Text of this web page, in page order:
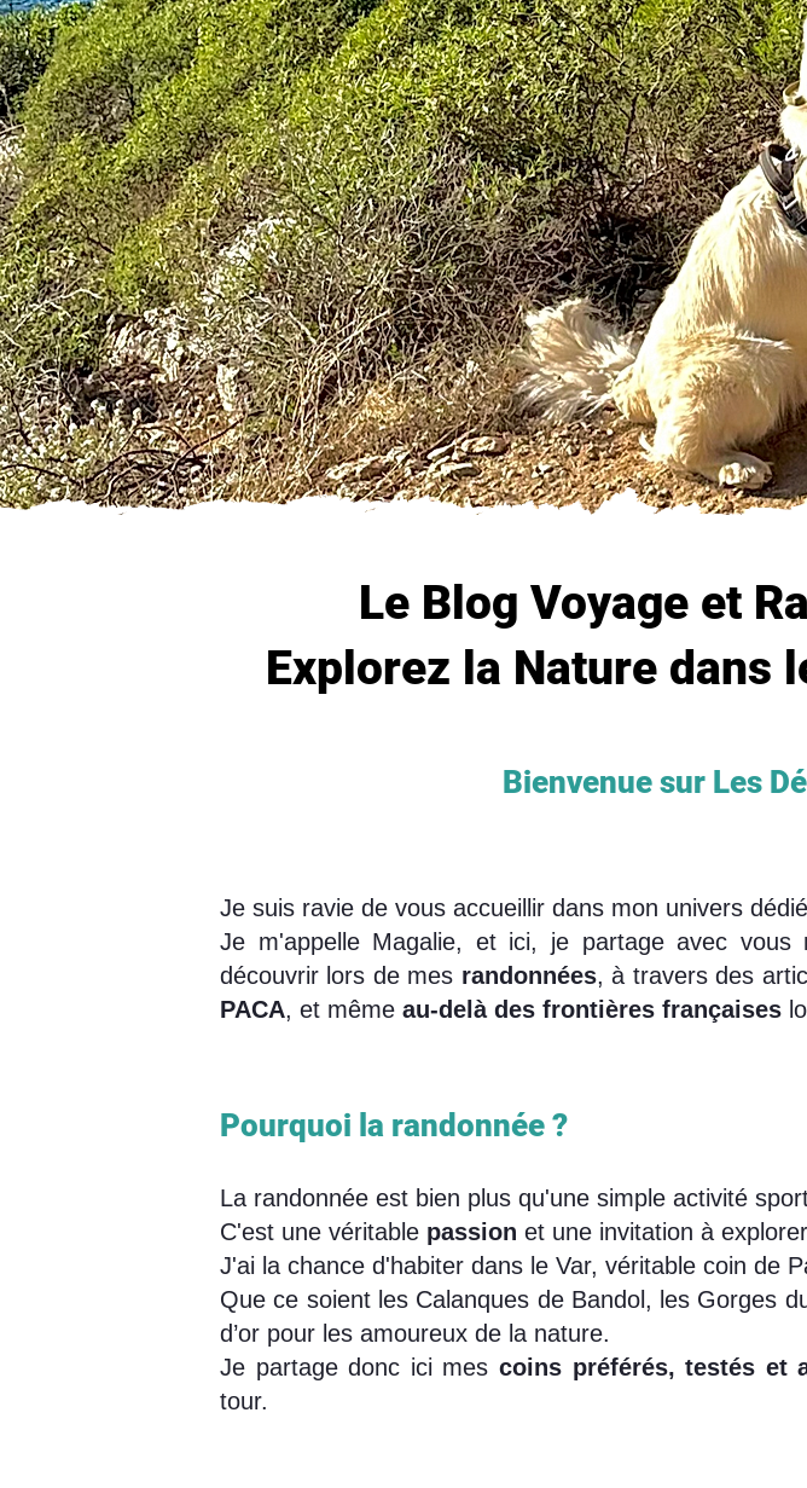
Le Blog Voyage et
Explorez la Nature dans
Bienvenue sur Les
Je suis ravie de vous accueillir dans mon univers
Je m'appelle Magalie, et ici, je partage avec vous
découvrir lors de mes randonnées, à travers des
PACA, et même au-delà des frontières françaises
Pourquoi la randonnée ?​
La randonnée est bien plus qu'une simple activité
C'est une véritable passion et une invitation à
J'ai la chance d'habiter dans le Var, véritable coin de
Que ce soient les Calanques de Bandol, les Gorges
d’or pour les amoureux de la nature.
Je partage donc ici mes coins préférés, testés et
tour.